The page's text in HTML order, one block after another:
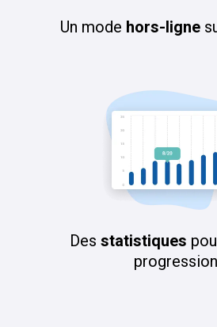
Un mode hors-ligne
Des statistiques